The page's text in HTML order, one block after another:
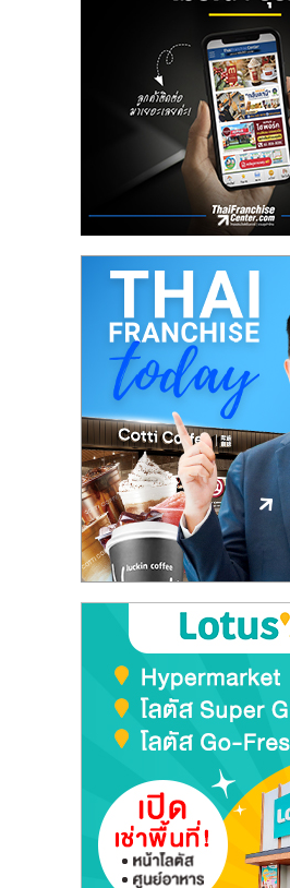
ปรึกษา
ลงทุน
และ
ขยาย
ไชส์,